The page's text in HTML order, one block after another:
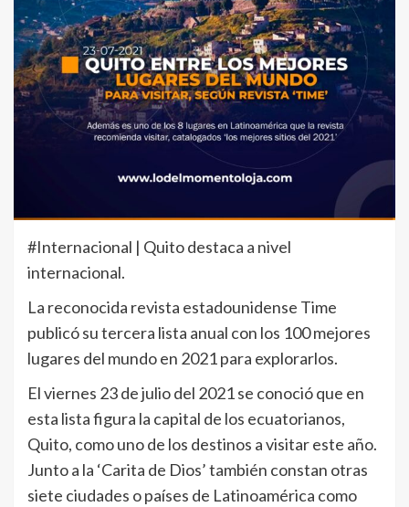
#Internacional | Quito destaca a nivel
internacional.
La reconocida revista estadounidense Time
publicó su tercera lista anual con los 100 mejores
lugares del mundo en 2021 para explorarlos.
El viernes 23 de julio del 2021 se conoció que en
esta lista figura la capital de los ecuatorianos,
Quito, como uno de los destinos a visitar este año.
Junto a la ‘Carita de Dios’ también constan otras
siete ciudades o países de Latinoamérica como